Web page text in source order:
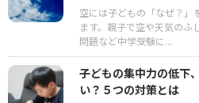
空には子どもの「なぜ？」
ます。親子で空や天気のふ
問題など中学受験に...
子どもの集中力の低下
い？５つの対策とは